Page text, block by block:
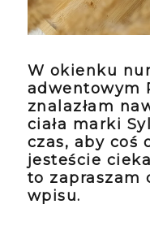
W okienku
adwentowym
znalazłam
ciała marki
czas, aby coś
jesteście
to zapraszam
wpisu.